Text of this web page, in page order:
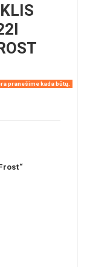
pranešime kada būtų.